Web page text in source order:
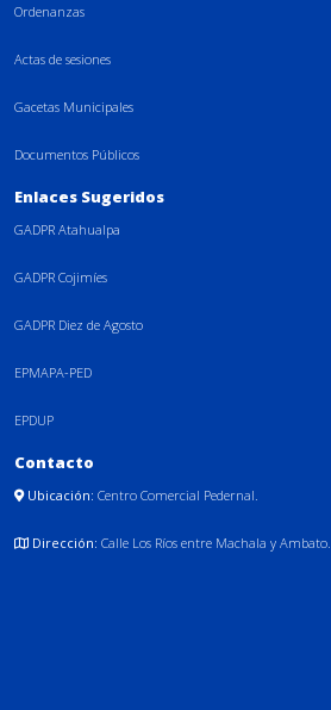
Ordenanzas
Actas de sesiones
Gacetas Municipales
Documentos Públicos
Enlaces Sugeridos
GADPR Atahualpa
GADPR Cojimíes
GADPR Diez de Agosto
EPMAPA-PED
EPDUP
Contacto
Ubicación: Centro Comercial Pedernal.
Dirección: Calle Los Ríos entre Machala y Ambato.